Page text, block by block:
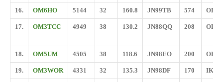
16. OM6HO 5144 32 160.8 JN99TB 574 OL3Z
17. OM3TCC 4949 38 130.2 JN88QQ 208 OL4A
18. OM5UM 4505 38 118.6 JN98EO 200
19. OM3WOR 4331 32 135.3 JN98DF 170